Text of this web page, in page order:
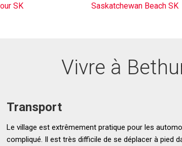
SK
Saskatchewan Beach SK
Vivre à
Transport
Le village est extrêmement pratique pour les
compliqué. Il est très difficile de se déplacer à pied